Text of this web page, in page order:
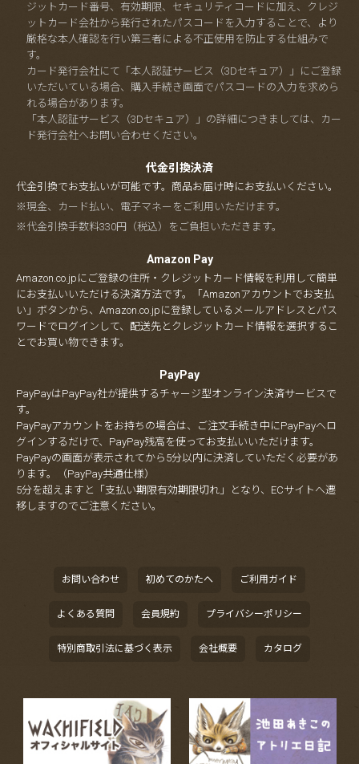
ジットカード番号、有効期限、セキュリティコードに加え、クレジ
ットカード会社から発行されたパスコードを入力することで、より
厳格な本人確認を行い第三者による不正使用を防止する仕組みで
す。
カード発行会社にて「本人認証サービス（3Dセキュア）」にご登録
いただいている場合、購入手続き画面でパスコードの入力を求めら
れる場合があります。
「本人認証サービス（3Dセキュア）」の詳細につきましては、カー
ド発行会社へお問い合わせください。
代金引換決済
代金引換でお支払いが可能です。商品お届け時にお支払いください。
※現金、カード払い、電子マネーをご利用いただけます。
※代金引換手数料330円（税込）をご負担いただきます。
Amazon Pay
Amazon.co.jpにご登録の住所・クレジットカード情報を利用して簡単
にお支払いいただける決済方法です。「Amazonアカウントでお支払
い」ボタンから、Amazon.co.jpに登録しているメールアドレスとパス
ワードでログインして、配送先とクレジットカード情報を選択するこ
とでお買い物できます。
PayPay
PayPayはPayPay社が提供するチャージ型オンライン決済サービスで
す。
PayPayアカウントをお持ちの場合は、ご注文手続き中にPayPayへロ
グインするだけで、PayPay残高を使ってお支払いいただけます。
PayPayの画面が表示されてから5分以内に決済していただく必要があ
ります。（PayPay共通仕様）
5分を超えますと「支払い期限有効期限切れ」となり、ECサイトへ遷
移しますのでご注意ください。
お問い合わせ 初めてのかたへ ご利用ガイド
よくある質問 会員規約 プライバシーポリシー
特別商取引法に基づく表示 会社概要 カタログ